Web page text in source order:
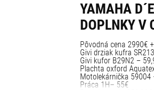
YAMAHA
DOPLNKY V
Pôvodná cena 2990€
Givi drziak kufra
Givi kufor B29N2 –
Plachta oxford
Motolekárnička 59004
Práca 1H– 55€